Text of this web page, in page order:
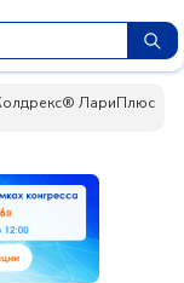
ЛариПлюс